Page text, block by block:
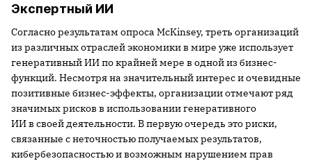
Экспертный ИИ
Согласно результатам опроса McKinsey, треть организаций
из различных отраслей экономики в мире уже использует
генеративный ИИ по крайней мере в одной из бизнес-
функций. Несмотря на значительный интерес и очевидные
позитивные бизнес-эффекты, организации отмечают ряд
значимых рисков в использовании генеративного
ИИ в своей деятельности. В первую очередь это риски,
связанные с неточностью получаемых результатов,
кибербезопасностью и возможным нарушением прав